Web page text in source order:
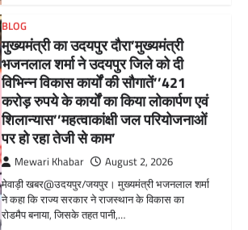
BLOG
मुख्यमंत्री ने उदयपुर में शहरी सेवा शिविर
का किया निरीक्षणसेवा शिविरों के माध्यम से
अंतिम व्यक्ति तक पहुंच रही
सरकारआमजन शिविरों का लें अधिकाधिक
लाभ, लोगों की समस्याओं का हर हाल में हो
समाधान, अधिकारी नहीं
Mewari Khabar June 17, 2026
उदयपुर जयपुर 17 जून। मुख्यमंत्री भजनलाल शर्मा ने
बुधवार को उदयपुर प्रवास के दौरान उदयपुर विकास
प्राधिकरण में आयोजित शहरी…